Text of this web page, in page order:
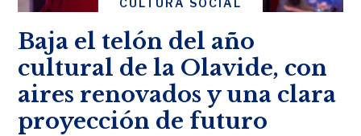
CULTURA SOCIAL
Baja el telón del año
cultural de la Olavide, con
aires renovados y una clara
proyección de futuro